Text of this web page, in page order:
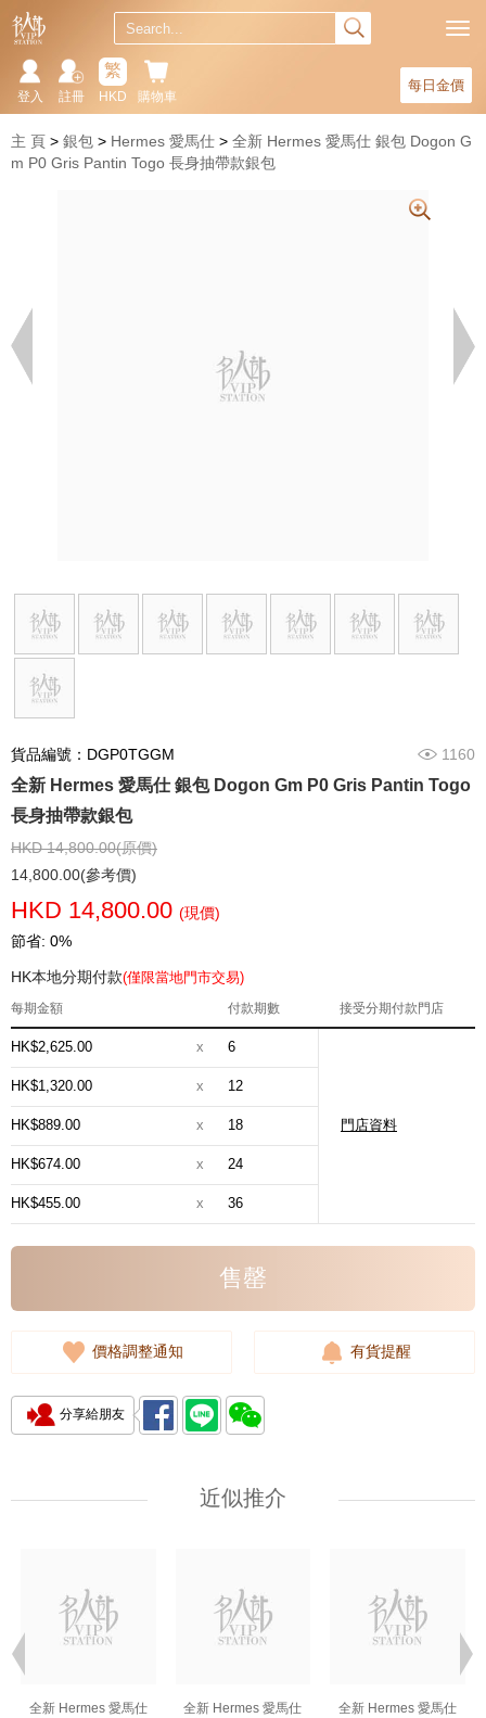
每日金價
購物車
繁
HKD
註冊
登入
主 頁 銀包 Hermes 愛馬仕
全新 Hermes 愛馬仕 銀包 Dogon G
m P0 Gris Pantin Togo 長身抽帶款銀包
貨品編號：DGP0TGGM 1160
全新 Hermes 愛馬仕 銀包 Dogon Gm P0 Gris Pantin Togo
長身抽帶款銀包
HKD 14,800.00(原價)
14,800.00(參考價)
HKD 14,800.00 (現價)
節省: 0%
HK本地分期付款(僅限當地門市交易)
每期金額 付款期數 接受分期付款門店
HK$2,625.00 x 6
門店資料
HK$1,320.00 x 12
HK$889.00 x 18
HK$674.00 x 24
HK$455.00 x 36
售罄
價格調整通知 有貨提醒
分享給朋友
近似推介
全新 Hermes 愛馬仕
全新 Hermes 愛馬仕
全新 Hermes 愛馬仕